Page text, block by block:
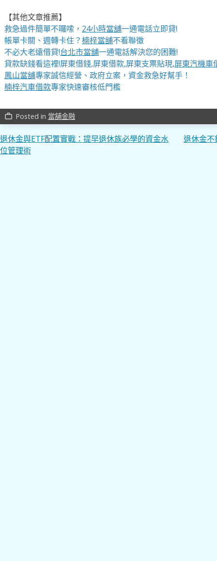
【其他文章推薦】
救急過件簡單不囉嗦， 24小時當舖一通電話立即貸!
帳單卡關、週轉卡住？楠梓當舖不看聯徵
不必大老遠借貸!台北市當舖一通電話解決您的困難!
貸款缺錢看這裡!屏東借錢,屏東借款,屏東支票貼現,屏東汽機車
鳳山當舖專家誠信經營、政府立案，資金救急好幫手！
楠梓汽車借款專家快速審核低門檻
work_outline Posted in 當舖金融
文
章
退休金與ETF配置實戰：提早退休族必學的資金水
位管理術
退休金不